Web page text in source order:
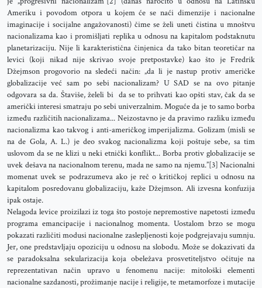
Ameriku i povodom otpora u kojem će se naći dimenzije i nacionalne
imaginacije i socijalne angažovanosti) čime se želi uneti čistina u mnoštvu
nacionalizama kao i promišljati replika u odnosu na kapitalom podstaknutu
planetarizaciju. Nije li karakteristična činjenica da tako bitan teoretičar na
levici (koji nikad nije skrivao svoje pretpostavke) kao što je Fredrik
Džejmson progovorio na sledeći način: „da li je nastup protiv američke
globalizacije već sam po sebi nacionalizam? U SAD se na ovo pitanje
odgovara sa da. Štaviše, želeli bi da se to prihvati kao opšti stav, čak da se
američki interesi smatraju po sebi univerzalnim. Moguće da je to samo borba
između različitih nacionalizama... Neizostavno je da pravimo razliku između
nacionalizma kao takvog i anti-američkog imperijalizma. Golizam (misli se
na de Gola, A. L.) je deo svakog nacionalizma koji poštuje sebe, sa tim
uslovom da se ne klizi u neki etnički konflikt... Borba protiv globalizacije se
uvek dešava na nacionalnom terenu, mada ne samo na njemu.”[3] Nacionalni
momenat uvek se podrazumeva ako je reč o kritičkoj replici u odnosu na
kapitalom posredovanu globalizaciju, kaže Džejmson. Ali izvesna konfuzija
ipak ostaje.
Nelagoda levice proizilazi iz toga što postoje nepremostive napetosti između
programa emancipacije i nacionalnog momenta. Uostalom brzo se mogu
pokazati različiti modusi nacionalne zaslepljenosti koje podgrejavaju sumnju.
Jer, one predstavljaju opoziciju u odnosu na slobodu. Može se dokazivati da
se paradoksalna sekularizacija koja obeležava prosvetiteljstvo očituje na
reprezentativan način upravo u fenomenu nacije: mitološki elementi
nacionalne sazdanosti, prožimanje nacije i religije, te metamorfoze i mutacije